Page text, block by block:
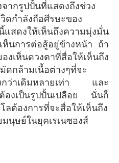
ดกำลังถือศีรษะของ
สดงให้เห็นถึงความมุ่งมั่น
ห็นการต่อสู้อยู่ข้างหน้า ถ้า
เห็นดวงตาที่สื่อให้เห็นถึง
ดกล้ามเนื้อต่างๆที่จะ
กว่าเดิมหลายเท่า และ
องเป็นรูปปั้นเปลือย นั่นก็
ลต้องการที่จะสื่อให้เห็นถึง
นุษย์ในยุคเรเนซองส์